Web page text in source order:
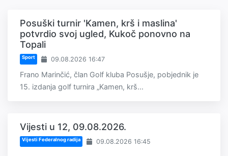
Posuški turnir 'Kamen, krš i maslina'
potvrdio svoj ugled, Kukoč ponovno na
Topali
Sport 09.08.2026 16:47
Frano Marinčić, član Golf kluba Posušje, pobjednik je
15. izdanja golf turnira „Kamen, krš...
Vijesti u 12, 09.08.2026.
Vijesti Federalnog radija 09.08.2026 16:45